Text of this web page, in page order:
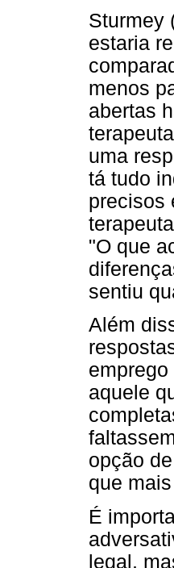
Sturmey
estaria
menos
abertas
uma
tá tudo
precisos
"O que
sentiu
Além
aquele
opção
que
É
legal,